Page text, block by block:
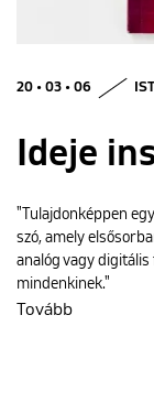
20 • 03 • 06
Ideje
"Tulajdonképpen
szó, amely
analóg vagy digitális
mindenkinek."
Tovább